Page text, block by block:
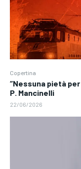
Copertina
“Nessuna pietà
P. Mancinelli
22/06/2026